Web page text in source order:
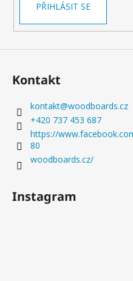
PŘIHLÁSIT SE
Kontakt
kontakt@woodboards.cz
+420 737 453 687
https://
80
woodboards.cz/
Instagram